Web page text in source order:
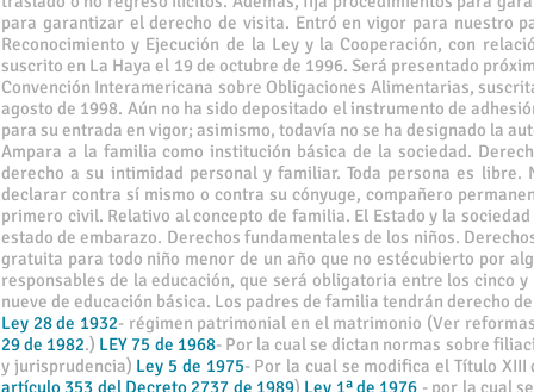
para garantizar el derecho de visita. Entró en vigor para nuestro
Reconocimiento y Ejecución de la Ley y la Cooperación, con
suscrito en La Haya el 19 de octubre de 1996. Será presentado
Convención Interamericana sobre Obligaciones Alimentarias,
agosto de 1998. Aún no ha sido depositado el instrumento de
para su entrada en vigor; asimismo, todavía no se ha designado la
Ampara a la familia como institución básica de la sociedad.
derecho a su intimidad personal y familiar. Toda persona es
declarar contra sí mismo o contra su cónyuge, compañero
primero civil. Relativo al concepto de familia. El Estado y la
estado de embarazo. Derechos fundamentales de los niños.
gratuita para todo niño menor de un año que no estécubierto por
responsables de la educación, que será obligatoria entre los cinco
nueve de educación básica. Los padres de familia tendrán derecho
Ley 28 de 1932- régimen patrimonial en el matrimonio (Ver
29 de 1982.) LEY 75 de 1968- Por la cual se dictan normas sobre
y jurisprudencia) Ley 5 de 1975- Por la cual se modifica el Título
artículo 353 del Decreto 2737 de 1989) Ley 1ª de 1976 - por la cual